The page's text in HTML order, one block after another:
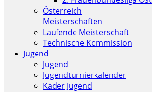
Österreich
Meisterschaften
Laufende Meisterschaft
Technische Kommission
Jugend
Jugend
Jugendturnierkalender
Kader Jugend